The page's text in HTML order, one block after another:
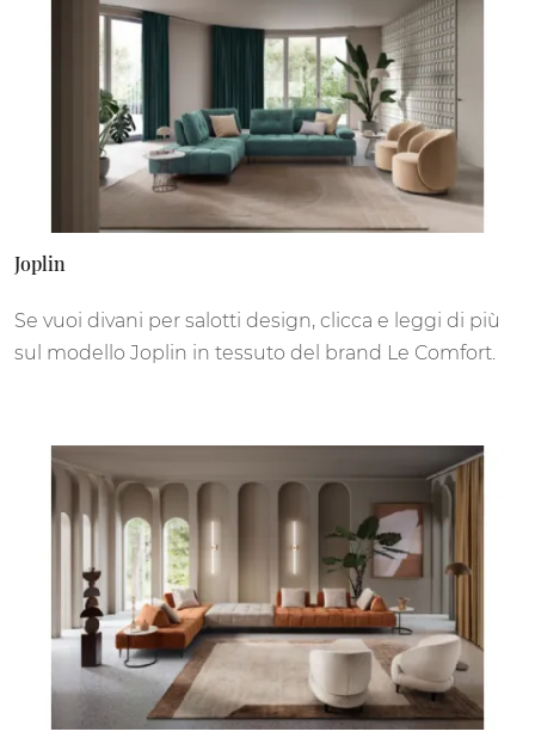
Joplin
Se vuoi divani per salotti design, clicca e leggi di più
sul modello Joplin in tessuto del brand Le Comfort.